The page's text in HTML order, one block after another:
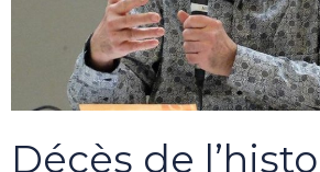
Décès de